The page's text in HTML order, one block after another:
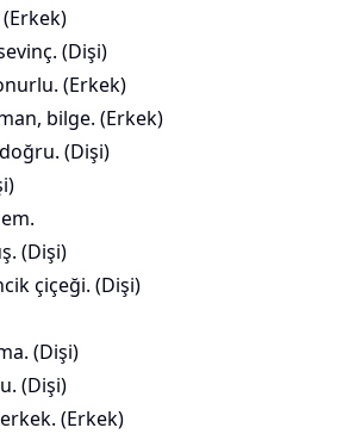
(Dişi)
(Erkek)
bilge. (Erkek)
(Dişi)
(Dişi)
çiçeği. (Dişi)
(Dişi)
(Dişi)
(Erkek)